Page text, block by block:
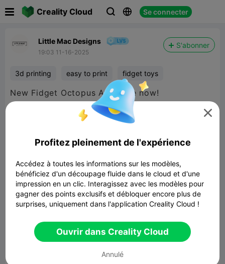
Creality Cloud   Se connecter
Little Mac Designs
19:03 11-16-2025
S'abonner
3d printing easy to print fidget toys
New Fidget Octopus Available now!
Flexi Octopus - Print In Place

Profitez pleinement de l'expérience
Accédez à toutes les informations sur les modèles,
bénéficiez d'un découpage fluide dans le cloud et d'une
impression en un clic. Interagissez avec les modèles pour
gagner des points exclusifs et débloquer encore plus de
surprises, uniquement dans l'application Creality Cloud !
Ouvrir dans Creality Cloud
Annulé